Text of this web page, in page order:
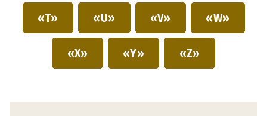
«T» «U» «V» «W»
«X» «Y» «Z»